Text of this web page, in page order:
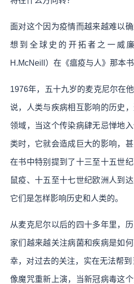
面对这个因为疫情而越来越难以
想到全球史的开拓者之一威
H.McNeill）在《瘟疫与人》那本书
1976年，五十九岁的麦克尼尔在
说，人类与疾病相互影响的历史
领域，当这个传染病肆无忌惮地
类时，它就会造成巨大的影响，
在书中特别提到了十三至十五世
鼠疫、十五至十七世纪欧洲人到
它们是怎样影响历史和人类的。
从麦克尼尔以后的四十多年里，
家们越来越关注病菌和疾病是如
幸，对过去的关注，实在无法帮
像魔咒重新上演，当新冠病毒这